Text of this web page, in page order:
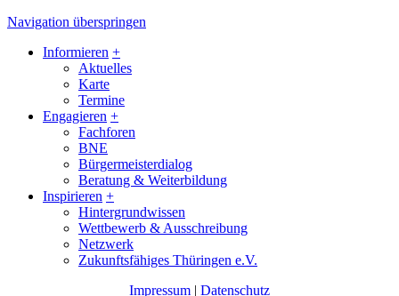
Navigation überspringen
Informieren +
Aktuelles
Karte
Termine
Engagieren +
Fachforen
BNE
Bürgermeisterdialog
Beratung & Weiterbildung
Inspirieren +
Hintergrundwissen
Wettbewerb & Ausschreibung
Netzwerk
Zukunftsfähiges Thüringen e.V.
Impressum | Datenschutz